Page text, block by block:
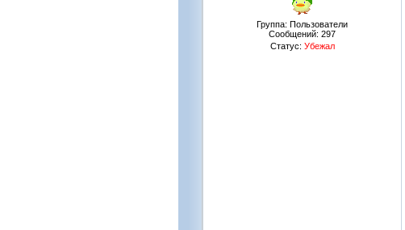
Группа: Пользователи
Сообщений: 297
Статус: Убежал